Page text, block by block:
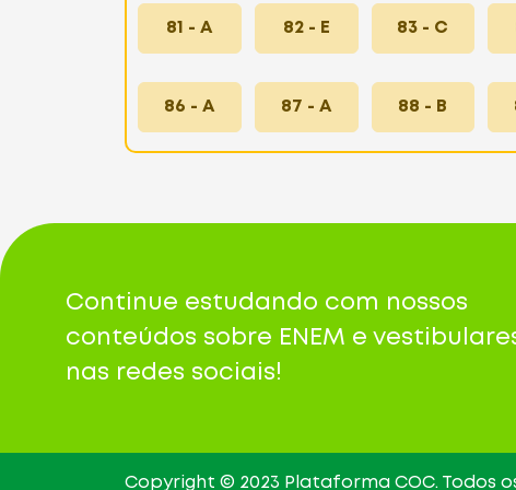
81 - A 82 - E 83 - C
86 - A 87 - A 88 - B
Continue estudando com nossos
conteúdos sobre ENEM e
nas redes sociais!
Copyright © 2023 Plataforma COC. Todos